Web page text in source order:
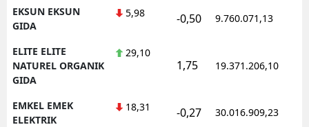
EKSUN EKSUN
GIDA
5,98 -0,50 9.760.071,13
ELITE ELITE
NATUREL ORGANIK
GIDA
29,10
1,75 19.371.206,10
EMKEL EMEK
ELEKTRIK
18,31 -0,27 30.016.909,23